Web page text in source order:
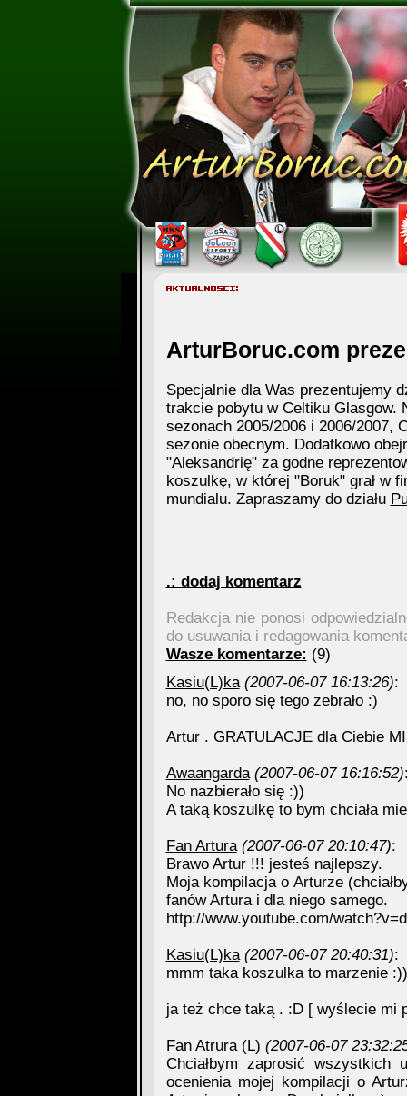
ArturBoruc.com
Specjalnie dla Was prezentujemy
trakcie pobytu w Celtiku Glasgow.
sezonach 2005/2006 i 2006/2007,
sezonie obecnym. Dodatkowo
"Aleksandrię" za godne
koszulkę, w której "Boruk" grał w
mundialu. Zapraszamy do działu
.: dodaj komentarz
Redakcja nie ponosi
do usuwania i redagowania
Wasze komentarze: (9)
Kasiu(L)ka (2007-06-07 16:13:26):
no, no sporo się tego zebrało :)
Artur . GRATULACJE dla Ciebie
Awaangarda (2007-06-07 16:16:52)
No nazbierało się :))
A taką koszulkę to bym chciała
Fan Artura (2007-06-07 20:10:47):
Brawo Artur !!! jesteś najlepszy.
Moja kompilacja o Arturze
fanów Artura i dla niego samego.
http://www.youtube.com/
Kasiu(L)ka (2007-06-07 20:40:31):
mmm taka koszulka to marzenie :))
ja też chce taką . :D [ wyślecie mi
Fan Atrura (L) (2007-06-07
Chciałbym zaprosić wszystkich
ocenienia mojej kompilacji o